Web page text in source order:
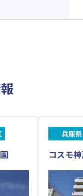
兵庫県
コスモ